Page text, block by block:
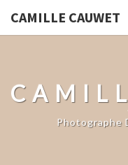
CAMILLE CAUWET
Photographe